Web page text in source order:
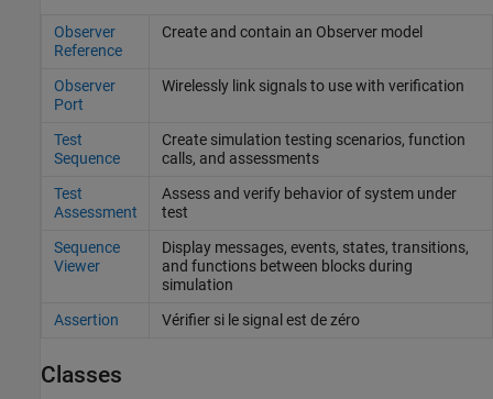
Observer
Reference
Create and contain an Observer model
Observer
Port
Wirelessly link signals to use with verification
Test
Sequence
Create simulation testing scenarios, function
calls, and assessments
Test
Assessment
Assess and verify behavior of system under
test
Sequence
Viewer
Display messages, events, states, transitions,
and functions between blocks during
simulation
Assertion
Vérifier si le signal est de zéro
Classes